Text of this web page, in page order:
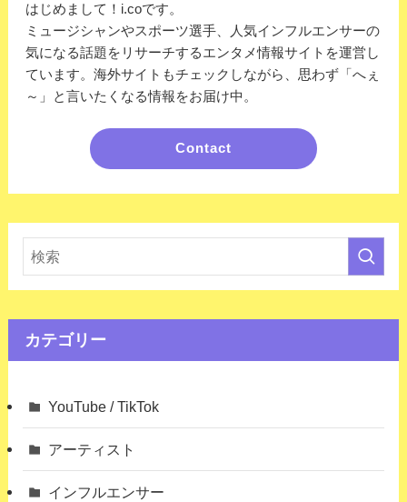
はじめまして！i.coです。
ミュージシャンやスポーツ選手、人気インフルエンサーの
気になる話題をリサーチするエンタメ情報サイトを運営し
ています。海外サイトもチェックしながら、思わず「へぇ
～」と言いたくなる情報をお届け中。
Contact
カテゴリー
YouTube / TikTok
アーティスト
インフルエンサー